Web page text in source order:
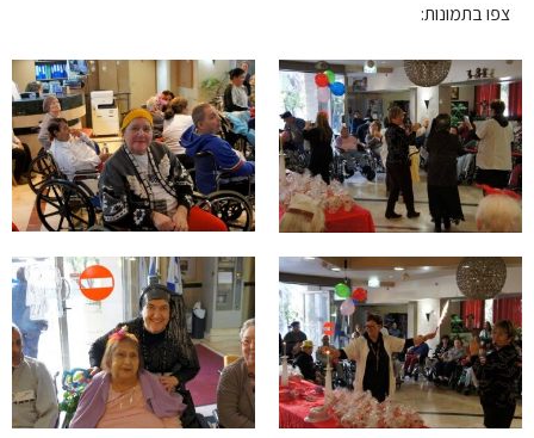
צפו בתמונות: